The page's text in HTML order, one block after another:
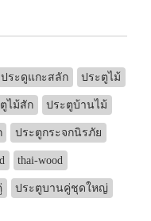
ประดูแกะสลัก ประตูไม้
ไม้สัก ประตูบ้านไม้
ประตูกระจกนิรภัย
thai-wood
ประตูบานคู่ชุดใหญ่